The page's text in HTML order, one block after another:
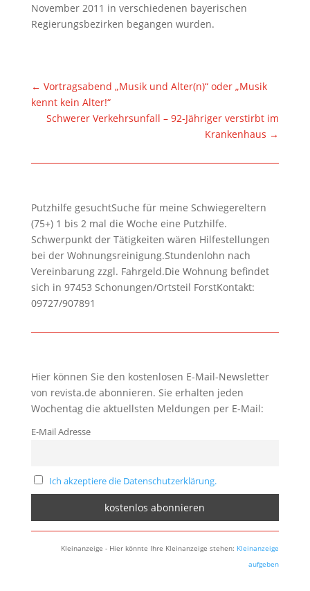
November 2011 in verschiedenen bayerischen
Regierungsbezirken begangen wurden.
← Vortragsabend „Musik und Alter(n)“ oder „Musik
kennt kein Alter!“
Schwerer Verkehrsunfall – 92-Jähriger verstirbt im
Krankenhaus →
Putzhilfe gesuchtSuche für meine Schwiegereltern
(75+) 1 bis 2 mal die Woche eine Putzhilfe.
Schwerpunkt der Tätigkeiten wären Hilfestellungen
bei der Wohnungsreinigung.Stundenlohn nach
Vereinbarung zzgl. Fahrgeld.Die Wohnung befindet
sich in 97453 Schonungen/Ortsteil ForstKontakt:
09727/907891
Hier können Sie den kostenlosen E-Mail-Newsletter
von revista.de abonnieren. Sie erhalten jeden
Wochentag die aktuellsten Meldungen per E-Mail:
E-Mail Adresse
Ich akzeptiere die Datenschutzerklärung.
Kleinanzeige - Hier könnte Ihre Kleinanzeige stehen: Kleinanzeige
aufgeben